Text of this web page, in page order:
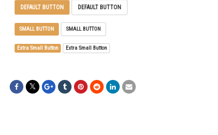
DEFAULT BUTTON DEFAULT BUTTON
SMALL BUTTON SMALL BUTTON
Extra Small Button Extra Small Button